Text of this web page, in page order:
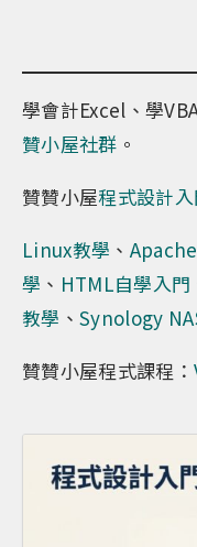
學會計Excel、學
贊小屋社群 。
贊贊小屋程式設計
Linux教學 、
學 、 HTML自學入門
教學 、Synology
贊贊小屋程式課程：